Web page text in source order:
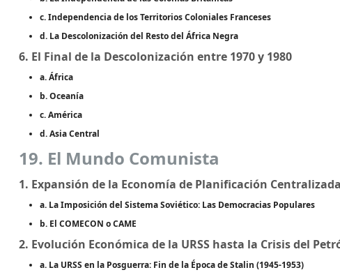
c. Independencia de los Territorios Coloniales Franceses
d. La Descolonización del Resto del África Negra
6. El Final de la Descolonización entre 1970 y 1980
a. África
b. Oceanía
c. América
d. Asia Central
19. El Mundo Comunista
1. Expansión de la Economía de Planificación
a. La Imposición del Sistema Soviético: Las Democracias Populares
b. El COMECON o CAME
2. Evolución Económica de la URSS hasta la Crisis del
a. La URSS en la Posguerra: Fin de la Época de Stalin (1945-1953)